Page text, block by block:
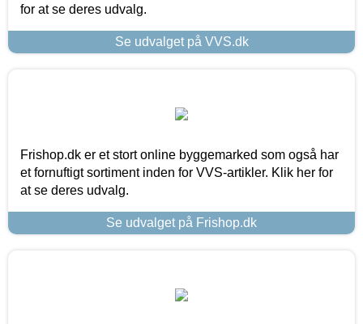
for at se deres udvalg.
Se udvalget på VVS.dk
Frishop.dk er et stort online byggemarked som også har
et fornuftigt sortiment inden for VVS-artikler. Klik her for
at se deres udvalg.
Se udvalget på Frishop.dk